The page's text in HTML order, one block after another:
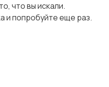
что вы искали.
и попробуйте еще раз.